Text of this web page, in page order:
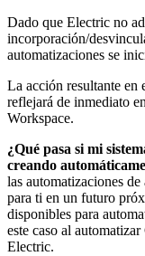
Dado que Electric no
incorporación/
automatizaciones se
La acción resultante en
reflejará de inmediato
Workspace.
¿Qué pasa si mi
creando
las automatizaciones
para ti en un futuro
disponibles para
este caso al
Electric.